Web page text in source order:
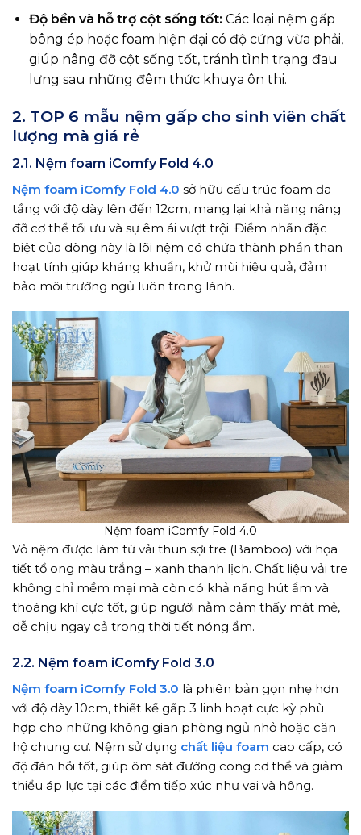
Độ bền và hỗ trợ cột sống tốt: Các loại nệm gấp
bông ép hoặc foam hiện đại có độ cứng vừa phải,
giúp nâng đỡ cột sống tốt, tránh tình trạng đau
lưng sau những đêm thức khuya ôn thi.
2. TOP 6 mẫu nệm gấp cho sinh viên chất
lượng mà giá rẻ
2.1. Nệm foam iComfy Fold 4.0
Nệm foam iComfy Fold 4.0 sở hữu cấu trúc foam đa
tầng với độ dày lên đến 12cm, mang lại khả năng nâng
đỡ cơ thể tối ưu và sự êm ái vượt trội. Điểm nhấn đặc
biệt của dòng này là lõi nệm có chứa thành phần than
hoạt tính giúp kháng khuẩn, khử mùi hiệu quả, đảm
bảo môi trường ngủ luôn trong lành.
Nệm foam iComfy Fold 4.0
Vỏ nệm được làm từ vải thun sợi tre (Bamboo) với họa
tiết tổ ong màu trắng – xanh thanh lịch. Chất liệu vải tre
không chỉ mềm mại mà còn có khả năng hút ẩm và
thoáng khí cực tốt, giúp người nằm cảm thấy mát mẻ,
dễ chịu ngay cả trong thời tiết nóng ẩm.
2.2. Nệm foam iComfy Fold 3.0
Nệm foam iComfy Fold 3.0 là phiên bản gọn nhẹ hơn
với độ dày 10cm, thiết kế gấp 3 linh hoạt cực kỳ phù
hợp cho những không gian phòng ngủ nhỏ hoặc căn
hộ chung cư. Nệm sử dụng chất liệu foam cao cấp, có
độ đàn hồi tốt, giúp ôm sát đường cong cơ thể và giảm
thiểu áp lực tại các điểm tiếp xúc như vai và hông.